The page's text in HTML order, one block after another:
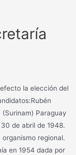
la elección del
Paraguay
de abril de 1948.
regional.
en 1954 dada por